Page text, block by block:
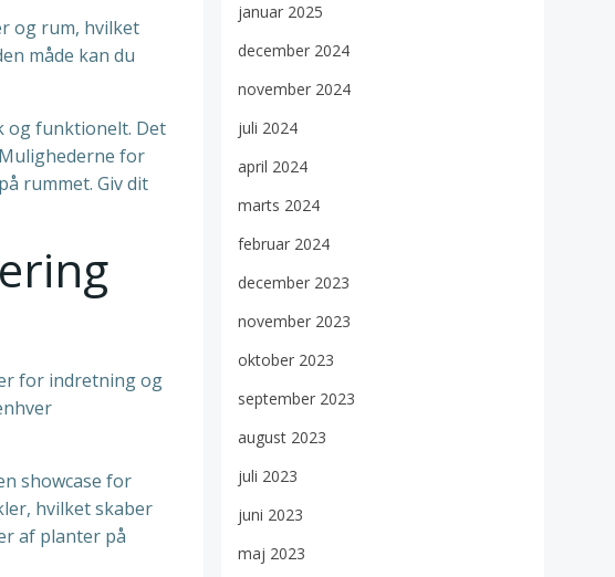
og rum, hvilket
måde kan du
og funktionelt. Det
for
rummet. Giv dit
for indretning og
showcase for
hvilket skaber
af planter på
januar 2025
december 2024
november 2024
juli 2024
april 2024
marts 2024
februar 2024
december 2023
november 2023
oktober 2023
september 2023
august 2023
juli 2023
juni 2023
maj 2023